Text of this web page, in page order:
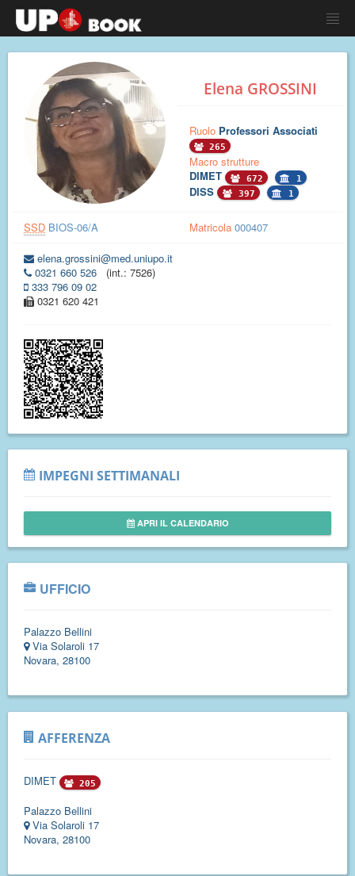
Elena GROSSINI
Ruolo Professori Associati
265
Macro strutture
DIMET
672 1
DISS 397 1
SSD BIOS-06/A Matricola 000407
elena.grossini@med.uniupo.it
0321 660 526
(int.: 7526)
333 796 09 02
0321 620 421
IMPEGNI SETTIMANALI
APRI IL CALENDARIO
UFFICIO
Palazzo Bellini
Via Solaroli 17
Novara, 28100
AFFERENZA
DIMET 205
Palazzo Bellini
Via Solaroli 17
Novara, 28100